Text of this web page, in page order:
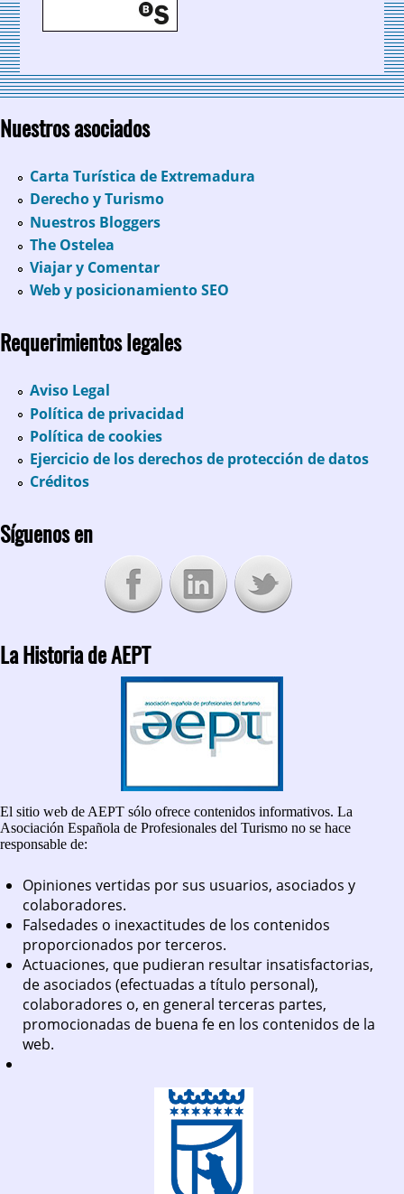
Nuestros asociados
Carta Turística de Extremadura
Derecho y Turismo
Nuestros Bloggers
The Ostelea
Viajar y Comentar
Web y posicionamiento SEO
Requerimientos legales
Aviso Legal
Política de privacidad
Política de cookies
Ejercicio de los derechos de protección de datos
Créditos
Síguenos en
La Historia de AEPT
El sitio web de AEPT sólo ofrece contenidos informativos. La
Asociación Española de Profesionales del Turismo no se hace
responsable de:
Opiniones vertidas por sus usuarios, asociados y
colaboradores.
Falsedades o inexactitudes de los contenidos
proporcionados por terceros.
Actuaciones, que pudieran resultar insatisfactorias,
de asociados (efectuadas a título personal),
colaboradores o, en general terceras partes,
promocionadas de buena fe en los contenidos de la
web.